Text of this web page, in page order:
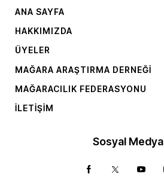
ANA SAYFA
HAKKIMIZDA
ÜYELER
MAĞARA ARAŞTIRMA DERNEĞI
MAĞARACILIK FEDERASYONU
İLETIŞIM
Sosyal Medya